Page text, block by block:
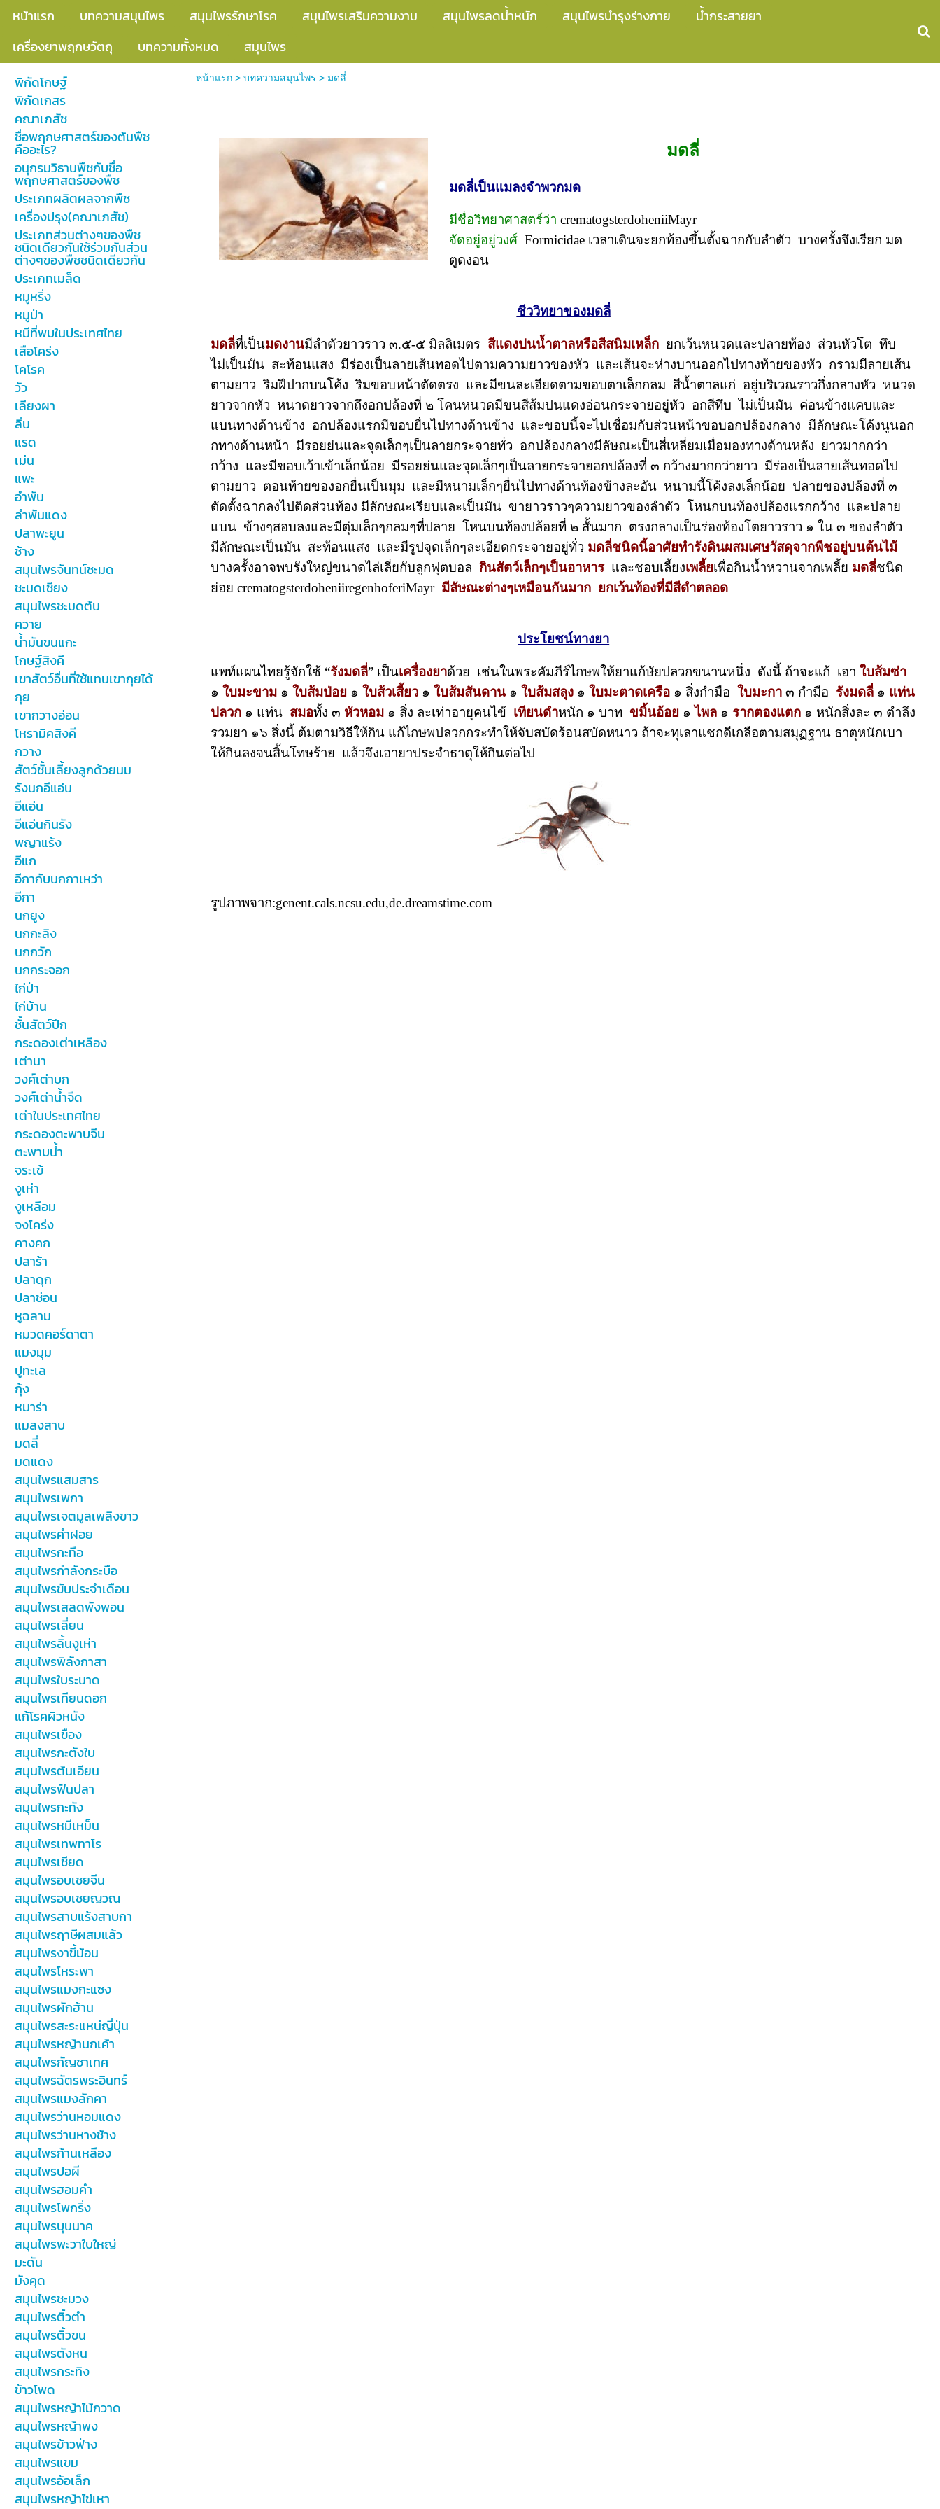
หน้าแรก บทความสมุนไพร สมุนไพรรักษาโรค สมุนไพรเสริมความงาม สมุนไพรลดน้ำหนัก สมุนไพรบำรุงร่างกาย
น้ำกระสายยา
เครื่องยาพฤกษวัตถุ
บทความทั้งหมด
สมุนไพร
พิกัดโกษฐ์
พิกัดเกสร
คณาเภสัช
ชื่อพฤกษศาสตร์ของต้นพืช
คืออะไร?
อนุกรมวิธานพืชกับชื่อ
พฤกษศาสตร์ของพืช
ประเภทผลิตผลจากพืช
เครื่องปรุง(คณาเภสัช)
ประเภทส่วนต่างๆของพืช
ชนิดเดียวกันใช้ร่วมกันส่วน
ต่างๆของพืชชนิดเดียวกัน
ประเภทเมล็ด
หมูหริ่ง
หมูป่า
หมีที่พบในประเทศไทย
เสือโคร่ง
โคโรค
วัว
เลียงผา
ลิ่น
แรด
เม่น
แพะ
อำพัน
ลำพันแดง
ปลาพะยูน
ช้าง
สมุนไพรจันทน์ชะมด
ชะมดเชียง
สมุนไพรชะมดต้น
ควาย
น้ำมันขนแกะ
โกษฐ์สิงคี
เขาสัตว์อื่นที่ใช้แทนเขากุยได้
กุย
เขากวางอ่อน
โหรามิคสิงคี
กวาง
สัตว์ชั้นเลี้ยงลูกด้วยนม
รังนกอีแอ่น
อีแอ่น
อีแอ่นกินรัง
พญาแร้ง
อีแก
อีกากับนกกาเหว่า
อีกา
นกยูง
นกกะลิง
นกกวัก
นกกระจอก
ไก่ป่า
ไก่บ้าน
ชั้นสัตว์ปีก
กระดองเต่าเหลือง
เต่านา
วงศ์เต่าบก
วงศ์เต่าน้ำจืด
เต่าในประเทศไทย
กระดองตะพาบจีน
ตะพาบน้ำ
จระเข้
งูเห่า
งูเหลือม
จงโคร่ง
คางคก
ปลาร้า
ปลาดุก
ปลาช่อน
หูฉลาม
หมวดคอร์ดาตา
แมงมุม
ปูทะเล
กุ้ง
หมาร่า
แมลงสาบ
มดลี่
มดแดง
สมุนไพรแสมสาร
สมุนไพรเพกา
สมุนไพรเจตมูลเพลิงขาว
สมุนไพรคำฝอย
สมุนไพรกะทือ
สมุนไพรกำลังกระบือ
สมุนไพรขับประจำเดือน
สมุนไพรเสลดพังพอน
สมุนไพรเลี่ยน
สมุนไพรลิ้นงูเห่า
สมุนไพรพิลังกาสา
สมุนไพรใบระนาด
สมุนไพรเทียนดอก
แก้โรคผิวหนัง
สมุนไพรเขือง
สมุนไพรกะตังใบ
สมุนไพรต้นเอียน
สมุนไพรฟันปลา
สมุนไพรกะทัง
สมุนไพรหมีเหม็น
สมุนไพรเทพทาโร
สมุนไพรเชียด
สมุนไพรอบเชยจีน
สมุนไพรอบเชยญวณ
สมุนไพรสาบแร้งสาบกา
สมุนไพรฤาษีผสมแล้ว
สมุนไพรงาขี้ม้อน
สมุนไพรโหระพา
สมุนไพรแมงกะแซง
สมุนไพรผักฮ้าน
สมุนไพรสะระแหน่ญี่ปุ่น
สมุนไพรหญ้านกเค้า
สมุนไพรกัญชาเทศ
สมุนไพรฉัตรพระอินทร์
สมุนไพรแมงลักคา
สมุนไพรว่านหอมแดง
สมุนไพรว่านหางช้าง
สมุนไพรก้านเหลือง
สมุนไพรปอผี
สมุนไพรฮอมคำ
สมุนไพรโพกริ่ง
สมุนไพรบุนนาค
สมุนไพรพะวาใบใหญ่
มะดัน
มังคุด
สมุนไพรชะมวง
สมุนไพรติ้วตำ
สมุนไพรติ้วขน
สมุนไพรตังหน
สมุนไพรกระทิง
ข้าวโพด
สมุนไพรหญ้าไม้กวาด
สมุนไพรหญ้าพง
สมุนไพรข้าวฟ่าง
สมุนไพรแขม
สมุนไพรอ้อเล็ก
สมุนไพรหญ้าไข่เหา
หน้าแรก> บทความสมุนไพร > มดลี่
มดลี่
มดลี่เป็นแมลงจำพวกมด
มีชื่อวิทยาศาสตร์ว่า crematogsterdoheniiMayr
จัดอยู่อยู่วงศ์ Formicidae เวลาเดินจะยกท้องขึ้นตั้งฉากกับลำตัว บางครั้งจึงเรียก มด
ตูดงอน
ชีววิทยาของมดลี่
มดลี่ที่เป็นมดงานมีลำตัวยาวราว ๓.๕-๕ มิลลิเมตร สีแดงปนน้ำตาลหรือสีสนิมเหล็ก ยกเว้นหนวดและปลายท้อง ส่วนหัวโต ทึบ
ไม่เป็นมัน สะท้อนแสง มีร่องเป็นลายเส้นทอดไปตามความยาวของหัว และเส้นจะห่างบานออกไปทางท้ายของหัว กรามมีลายเส้น
ตามยาว ริมฝีปากบนโค้ง ริมขอบหน้าตัดตรง และมีขนละเอียดตามขอบตาเล็กกลม สีน้ำตาลแก่ อยู่บริเวณราวกึ่งกลางหัว หนวด
ยาวจากหัว หนาดยาวจากถึงอกปล้องที่ ๒ โคนหนวดมีขนสีส้มปนแดงอ่อนกระจายอยู่หัว อกสีทึบ ไม่เป็นมัน ค่อนข้างแคบและ
แบนทางด้านข้าง อกปล้องแรกมีขอบยื่นไปทางด้านข้าง และขอบนี้จะไปเชื่อมกับส่วนหน้าขอบอกปล้องกลาง มีลักษณะโค้งนูนอก
กทางด้านหน้า มีรอยย่นและจุดเล็กๆเป็นลายกระจายทั่ว อกปล้องกลางมีลัษณะเป็นสี่เหลี่ยมเมื่อมองทางด้านหลัง ยาวมากกว่า
กว้าง และมีขอบเว้าเข้าเล็กน้อย มีรอยย่นและจุดเล็กๆเป็นลายกระจายอกปล้องที่ ๓ กว้างมากกว่ายาว มีร่องเป็นลายเส้นทอดไป
ตามยาว ตอนท้ายของอกยื่นเป็นมุม และมีหนามเล็กๆยื่นไปทางด้านท้องข้างละอัน หนามนี้โค้งลงเล็กน้อย ปลายของปล้องที่ ๓
ตัดตั้งฉากลงไปติดส่วนท้อง มีลักษณะเรียบและเป็นมัน ขายาวราวๆความยาวของลำตัว โหนกบนท้องปล้องแรกกว้าง และปลาย
แบน ข้างๆสอบลงและมีตุ่มเล็กๆกลมๆที่ปลาย โหนบนท้องปล้อยที่ ๒ สั้นมาก ตรงกลางเป็นร่องท้องโตยาวราว ๑ ใน ๓ ของลำตัว
มีลักษณะเป็นมัน สะท้อนแสง และมีรูปจุดเล็กๆละเอียดกระจายอยู่ทั่ว มดลี่ชนิดนี้อาศัยทำรังดินผสมเศษวัสดุจากพืชอยู่บนต้นไม้
บางครั้งอาจพบรังใหญ่ขนาดไล่เลี่ยกับลูกฟุตบอลกินสัตว์เล็กๆเป็นอาหารและชอบเลี้ยงเพลี้ยเพื่อกินน้ำหวานจากเพลี้ย มดลี่ชนิด
ย่อย crematogsterdoheniiregenhoferiMayr มีลัษณะต่างๆเหมือนกันมาก ยกเว้นท้องที่มีสีดำตลอด
ประโยชน์ทางยา
แพท์แผนไทยรู้จักใช้ “รังมดลี่” เป็นเครื่องยาด้วย เช่นในพระคัมภีร์ไกษพให้ยาแก้ษัยปลวกขนานหนึ่ง ดังนี้ ถ้าจะแก้ เอาใบส้มซ่า
๑ใบมะขาม ๑ใบส้มป่อย ๑ใบส้วเสี้ยว ๑ใบส้มสันดาน ๑ใบส้มสลุง ๑ใบมะตาดเครือ ๑ สิ่งกำมือใบมะกา ๓ กำมือ รังมดลี่ ๑ แท่น
ปลวก ๑ แท่น สมอทั้ง ๓ หัวหอม ๑ สิ่ง ละเท่าอายุคนไข้ เทียนดำหนัก ๑ บาท ขมิ้นอ้อย ๑ไพล ๑ รากตองแตก ๑ หนักสิ่งละ ๓ ตำลึง
รวมยา ๑๖ สิ่งนี้ ต้มตามวิธีให้กิน แก้ไกษพปลวกกระทำให้จับสบัดร้อนสบัดหนาว ถ้าจะทุเลาแชกดีเกลือตามสมุฏฐาน ธาตุหนักเบา
ให้กินลงจนสิ้นโทษร้าย แล้วจึงเอายาประจำธาตุให้กินต่อไป
รูปภาพจาก:genent.cals.ncsu.edu,de.dreamstime.com